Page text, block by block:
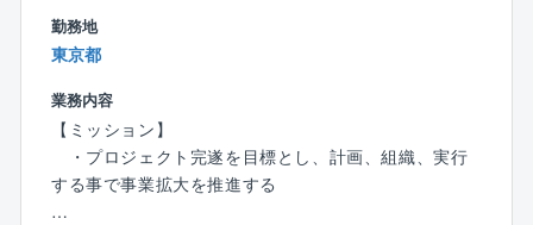
【ビジョン、ミッション】
ソフトバンクの全国の基地局工事（屋外／屋内／スモ
す。その中でグループ会社としてのシナジーを創出し
ていく検討を実施しています。また、将来的にはソフ
トバンク事業に限らず、ノウハウを活かした外販案件
のさらなる受注拡大を目指しています。
勤務地
東京都
業務内容
【ミッション】
・プロジェクト完遂を目標とし、計画、組織、実行
する事で事業拡大を推進する